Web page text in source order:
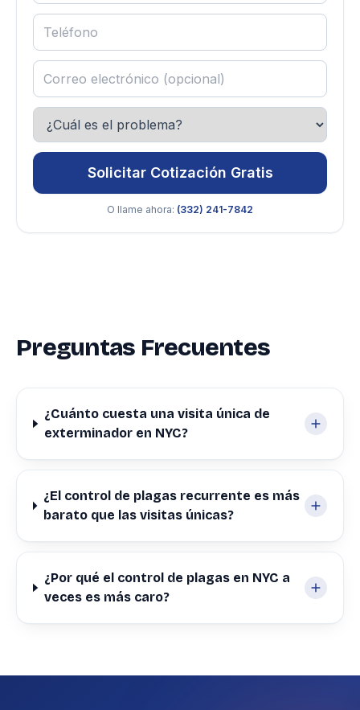
Solicitar Cotización Gratis
O llame ahora: (332) 241-7842
Preguntas Frecuentes
¿Cuánto cuesta una visita única de
exterminador en NYC?
¿El control de plagas recurrente es más
barato que las visitas únicas?
¿Por qué el control de plagas en NYC a
veces es más caro?